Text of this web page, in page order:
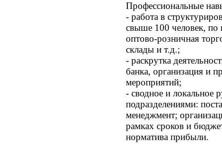
Профессиональные
- работа в
свыше 100 человек,
оптово-розничная
склады и т.д.;
- раскрутка
банка, организация и
мероприятий;
- сводное и локальное
подразделениями:
менеджмент;
рамках сроков и
норматива прибыли.